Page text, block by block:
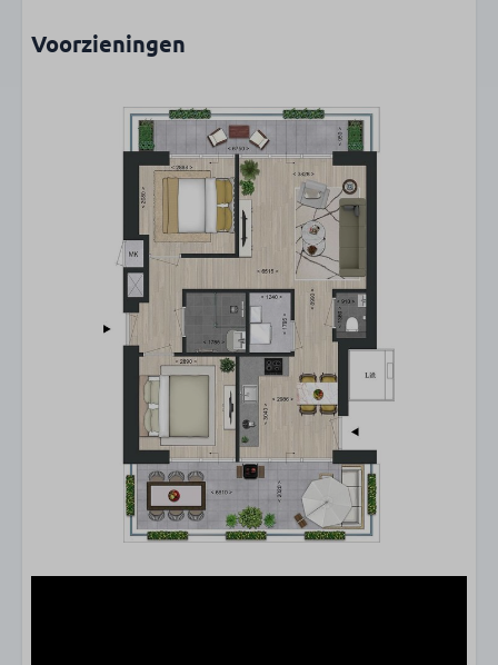
Voorzieningen
Eigen entree
Basisvoorzieningen
Rookmelder
Centrale ligging
Parkeerplaats bij accommodatie
E-bike oplaadpunt
Accommodatie bereikbaar met lift
Buiten Berging
Fietsenstalling